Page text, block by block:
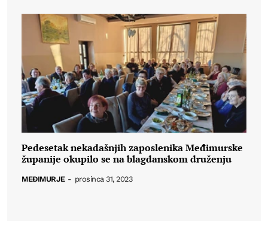
Pedesetak nekadašnjih zaposlenika Međimurske
županije okupilo se na blagdanskom druženju
MEĐIMURJE - prosinca 31, 2023